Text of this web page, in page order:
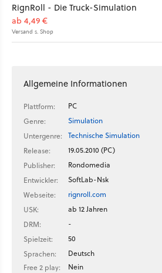
RignRoll - Die Truck-Simulation
ab 4,49 €
Versand s. Shop
Allgemeine Informationen
Plattform:
PC
Genre:
Simulation
Untergenre:
Technische Simulation
Release:
19.05.2010 (PC)
Publisher:
Rondomedia
Entwickler:
SoftLab-Nsk
Webseite:
rignroll.com
USK:
ab 12 Jahren
DRM:
-
Spielzeit:
50
Sprachen:
Deutsch
Free 2 play:
Nein